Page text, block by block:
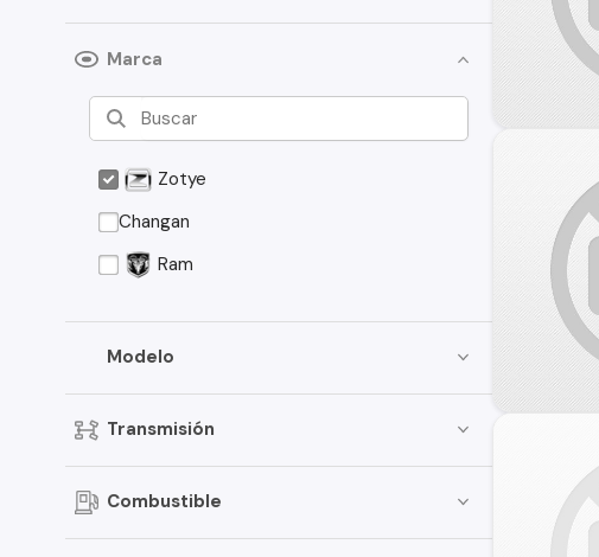
Marca
Zotye
Changan
Ram
Modelo
Transmisión
Combustible